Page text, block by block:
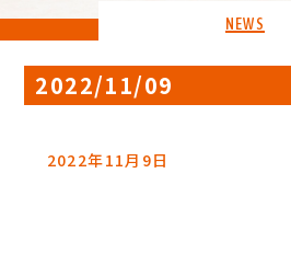
NEWS
2022/11/09
2022年11月9日